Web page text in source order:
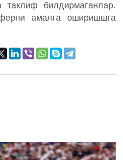
таклиф билдирмаганлар.
амалга оширишшга